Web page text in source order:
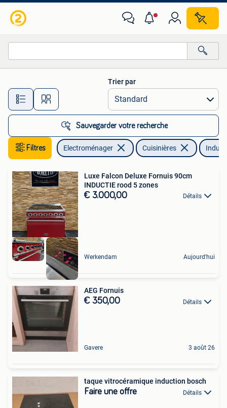
Toutes les distances…
Trier par
Sauvegarder votre recherche
Filtres Electroménager Cuisinières
Luxe Falcon Deluxe Fornuis 90cm
INDUCTIE rood 5 zones
€ 3.000,00 Détails
Werkendam Aujourd'hui
AEG Fornuis
€ 350,00 Détails
Gavere 3 août 26
taque vitrocéramique induction bosch
Faire une offre Détails